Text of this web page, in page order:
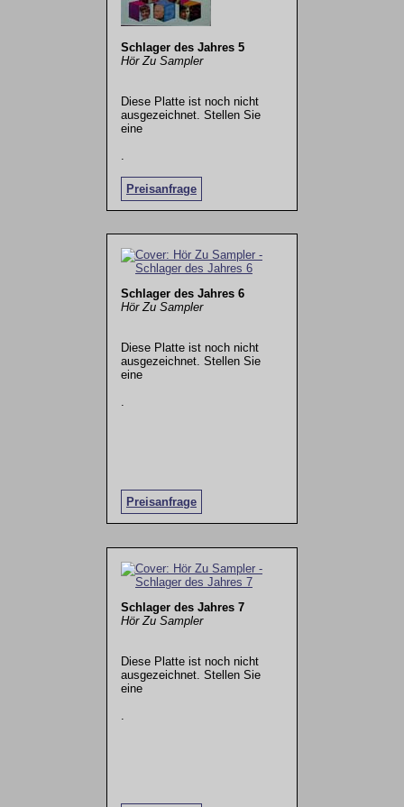
Schlager des Jahres 5
Hör Zu Sampler
Diese Platte ist noch nicht
ausgezeichnet. Stellen Sie
eine
Preisanfrage
Schlager des Jahres 6
Hör Zu Sampler
Diese Platte ist noch nicht
ausgezeichnet. Stellen Sie
eine
Preisanfrage
.
Schlager des Jahres 7
Hör Zu Sampler
Diese Platte ist noch nicht
ausgezeichnet. Stellen Sie
eine